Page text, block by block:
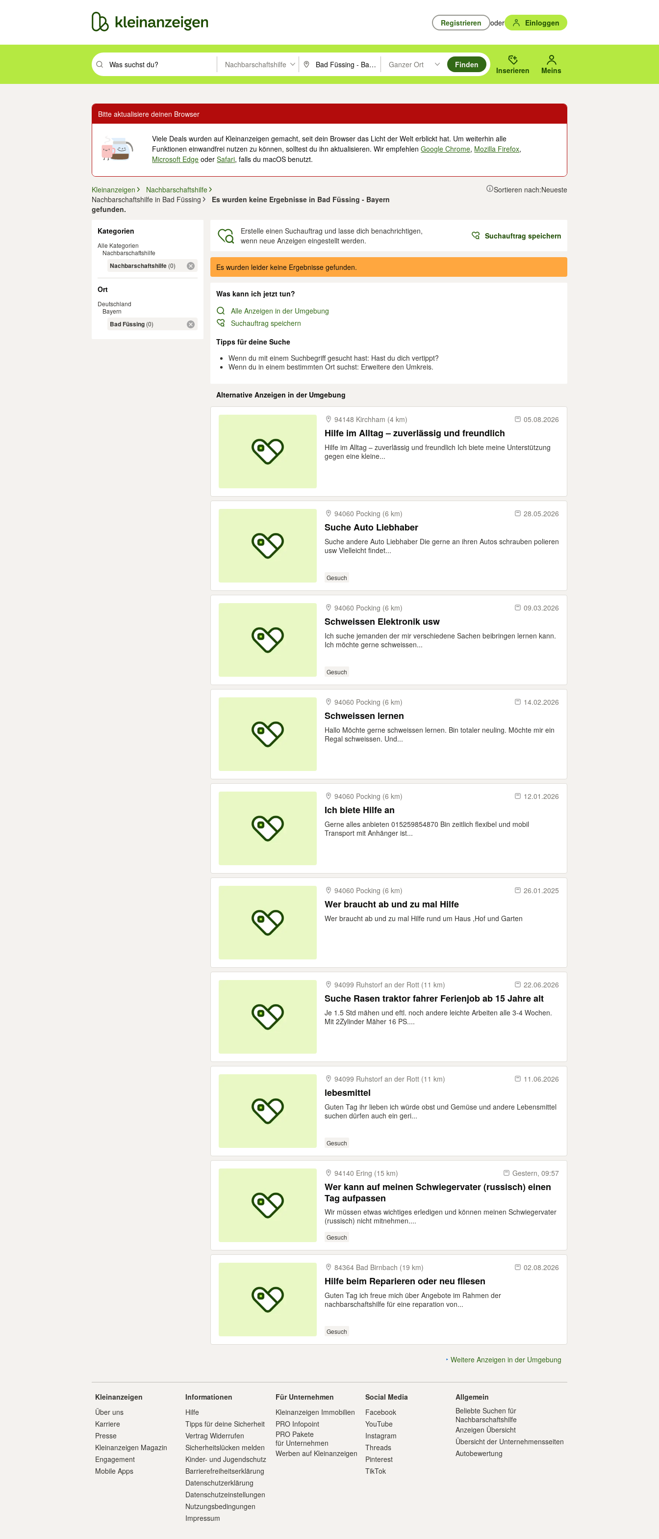
Registrieren oder Einloggen
Suchbegriff eingeben. Eingabetaste drücken um zu suchen, oder Vorschläge mit den Pfeiltasten nach oben/unten durchsuchen und mit Eingabetaste auswählen.
Nachbarschaftshilfe PLZ oder Ort eingeben. Eingabetaste drücken um zu suchen, oder Vorschläge mit den Pfeiltasten nach oben/
Ganzer Ort
Suche im Umkreis des gewählten Orts oder PLZ.
Finden
Inserieren Meins
Bitte aktualisiere deinen Browser
Viele Deals wurden auf Kleinanzeigen gemacht, seit dein Browser das Licht der Welt erblickt hat. Um weiterhin alle
Funktionen einwandfrei nutzen zu können, solltest du ihn aktualisieren. Wir empfehlenGoogle Chrome, Mozilla Firefox,
Microsoft Edge oderSafari, falls du macOS benutzt.
Kleinanzeigen
Nachbarschaftshilfe
Nachbarschaftshilfe in Bad Füssing
Es wurden keine Ergebnisse in Bad Füssing - Bayern
gefunden.
Sortieren nach:Neueste
Kategorien
Alle Kategorien
Nachbarschaftshilfe
Nachbarschaftshilfe (0)
Ort
Deutschland
Bayern
Bad Füssing (0)
Erstelle einen Suchauftrag und lasse dich benachrichtigen,
wenn neue Anzeigen eingestellt werden.
Suchauftrag speichern
Ergebnisse
Es wurden leider keine Ergebnisse gefunden.
Was kann ich jetzt tun?
Alle Anzeigen in der Umgebung
Suchauftrag speichern
Tipps für deine Suche
Wenn du mit einem Suchbegriff gesucht hast: Hast du dich vertippt?
Wenn du in einem bestimmten Ort suchst: Erweitere den Umkreis.
Alternative Anzeigen in der Umgebung
94148 Kirchham (4 km) 05.08.2026
Hilfe im Alltag – zuverlässig und freundlich
Hilfe im Alltag – zuverlässig und freundlich Ich biete meine Unterstützung
gegen eine kleine...
94060 Pocking (6 km) 28.05.2026
Suche Auto Liebhaber
Suche andere Auto Liebhaber Die gerne an ihren Autos schrauben polieren
usw Vielleicht findet...
Gesuch
94060 Pocking (6 km) 09.03.2026
Schweissen Elektronik usw
Ich suche jemanden der mir verschiedene Sachen beibringen lernen kann.
Ich möchte gerne schweissen...
Gesuch
94060 Pocking (6 km) 14.02.2026
Schweissen lernen
Hallo Möchte gerne schweissen lernen. Bin totaler neuling. Möchte mir ein
Regal schweissen. Und...
94060 Pocking (6 km) 12.01.2026
Ich biete Hilfe an
Gerne alles anbieten 015259854870 Bin zeitlich flexibel und mobil
Transport mit Anhänger ist...
94060 Pocking (6 km) 26.01.2025
Wer braucht ab und zu mal Hilfe
Wer braucht ab und zu mal Hilfe rund um Haus ,Hof und Garten
94099 Ruhstorf an der Rott (11 km) 22.06.2026
Suche Rasen traktor fahrer Ferienjob ab 15 Jahre alt
Je 1.5 Std mähen und eftl. noch andere leichte Arbeiten alle 3-4 Wochen.
Mit 2Zylinder Mäher 16 PS....
94099 Ruhstorf an der Rott (11 km) 11.06.2026
lebesmittel
Guten Tag ihr lieben ich würde obst und Gemüse und andere Lebensmittel
suchen dürfen auch ein geri...
Gesuch
94140 Ering (15 km) Gestern, 09:57
Wer kann auf meinen Schwiegervater (russisch) einen
Tag aufpassen
Wir müssen etwas wichtiges erledigen und können meinen Schwiegervater
(russisch) nicht mitnehmen....
Gesuch
84364 Bad Birnbach (19 km) 02.08.2026
Hilfe beim Reparieren oder neu fliesen
Guten Tag ich freue mich über Angebote im Rahmen der
nachbarschaftshilfe für eine reparation von...
Gesuch
Weitere Anzeigen in der Umgebung
Kleinanzeigen
Über uns
Karriere
Presse
Kleinanzeigen Magazin
Engagement
Mobile Apps
Informationen
Hilfe
Tipps für deine Sicherheit
Vertrag Widerrufen
Sicherheitslücken melden
Kinder- und Jugendschutz
Barrierefreiheitserklärung
Datenschutzerklärung
Datenschutzeinstellungen
Nutzungsbedingungen
Impressum
Für Unternehmen
Kleinanzeigen Immobilien
PRO Infopoint
PRO Pakete
für Unternehmen
Werben auf Kleinanzeigen
Social Media
Facebook
YouTube
Instagram
Threads
Pinterest
TikTok
Allgemein
Beliebte Suchen für
Nachbarschaftshilfe
Anzeigen Übersicht
Übersicht der Unternehmensseiten
Autobewertung